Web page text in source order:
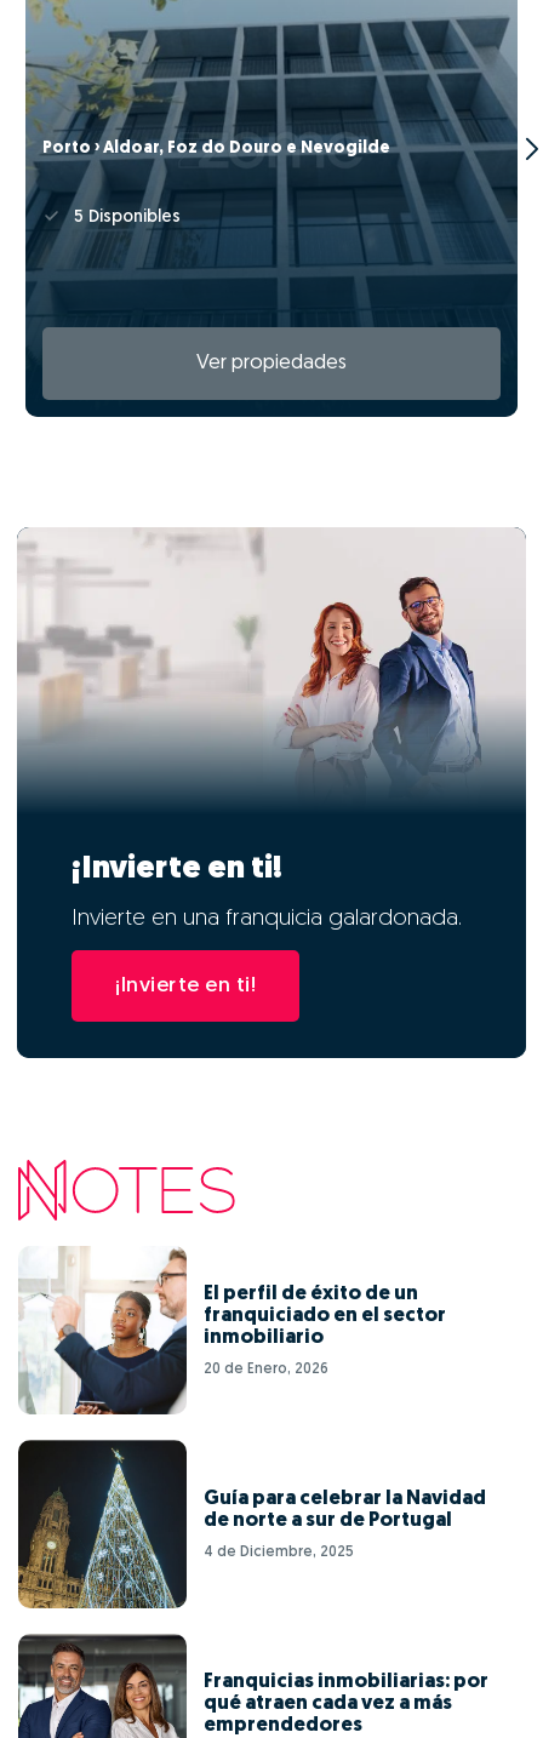
Porto › Aldoar, Foz do Douro e Nevogilde
5 Disponibles
Ver propiedades
¡Invierte en ti!
Invierte en una franquicia galardonada.
¡Invierte en ti!
El perfil de éxito de un
franquiciado en el sector
inmobiliario
20 de Enero, 2026
Guía para celebrar la Navidad
de norte a sur de Portugal
4 de Diciembre, 2025
Franquicias inmobiliarias: por
qué atraen cada vez a más
emprendedores